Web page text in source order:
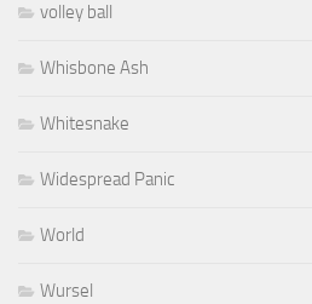
volley ball
Whisbone Ash
Whitesnake
Widespread Panic
World
Wursel